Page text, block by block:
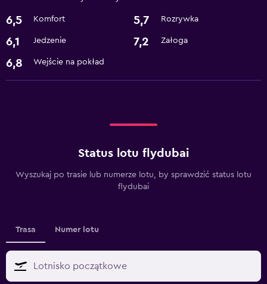
6,5 Komfort 5,7 Rozrywka
6,1 Jedzenie 7,2 Załoga
6,8 Wejście na pokład
Status lotu flydubai
Wyszukaj po trasie lub numerze lotu, by sprawdzić status lotu
flydubai
Trasa Numer lotu